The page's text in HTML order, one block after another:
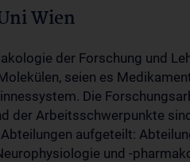
Wien
der Forschung und
seien es
Die
der Arbeitsschwerpunkte
aufgeteilt:
und -